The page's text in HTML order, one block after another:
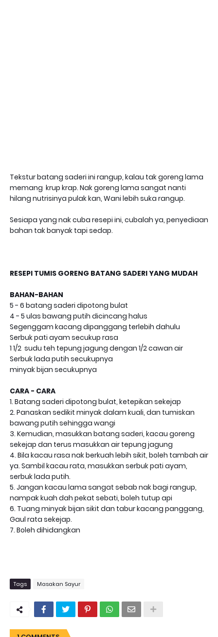
Tekstur batang saderi ini rangup, kalau tak goreng lama
memang krup krap. Nak goreng lama sangat nanti
hilang nutrisinya pulak kan, Wani lebih suka rangup.
Sesiapa yang nak cuba resepi ini, cubalah ya, penyediaan
bahan tak banyak tapi sedap.
RESEPI TUMIS GORENG BATANG SADERI YANG MUDAH
BAHAN-BAHAN
5 - 6 batang saderi dipotong bulat
4 - 5 ulas bawang putih dicincang halus
Segenggam kacang dipanggang terlebih dahulu
Serbuk pati ayam secukup rasa
1 1/2 sudu teh tepung jagung dengan 1/2 cawan air
Serbuk lada putih secukupnya
minyak bijan secukupnya
CARA - CARA
1. Batang saderi dipotong bulat, ketepikan sekejap
2. Panaskan sedikit minyak dalam kuali, dan tumiskan
bawang putih sehingga wangi
3. Kemudian, masukkan batang saderi, kacau goreng
sekejap dan terus masukkan air tepung jagung
4. Bila kacau rasa nak berkuah lebih sikit, boleh tambah air
ya. Sambil kacau rata, masukkan serbuk pati ayam,
serbuk lada putih.
5. Jangan kacau lama sangat sebab nak bagi rangup,
nampak kuah dah pekat sebati, boleh tutup api
6. Tuang minyak bijan sikit dan tabur kacang panggang,
Gaul rata sekejap.
7. Boleh dihidangkan
Tags Masakan Sayur